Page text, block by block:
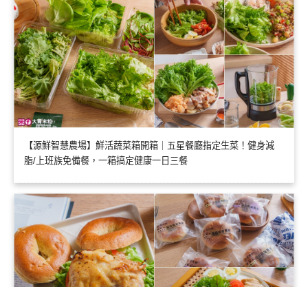
【源鮮智慧農場】鮮活蔬菜箱開箱｜五星餐廳指定生菜！健身減
脂/上班族免備餐，一箱搞定健康一日三餐